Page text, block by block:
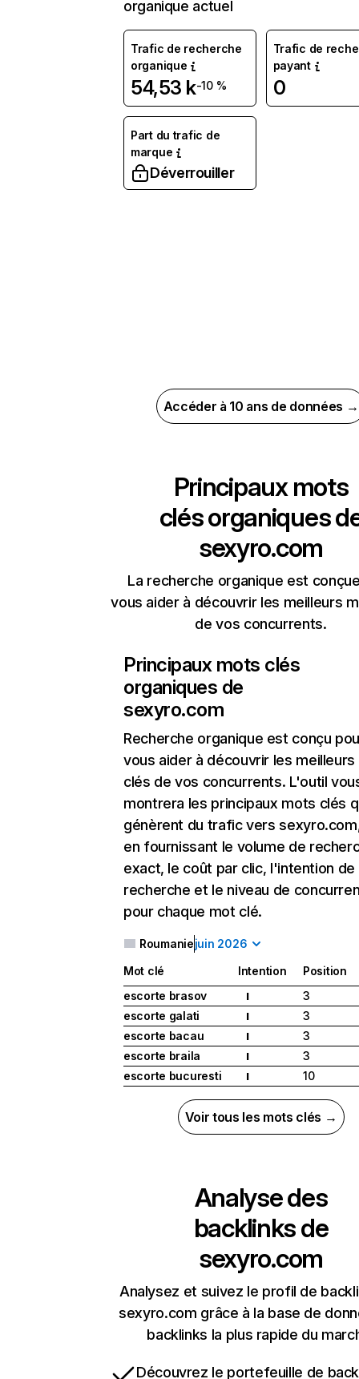
organique actuel
Trafic de recherche
organique
54,53 k-10 %
Trafic de
payant
0
Part du trafic de
marque
Déverrouiller
Accéder à 10 ans de données →
Principaux mots
clés organiques
sexyro.com
La recherche organique est
vous aider à découvrir les meilleurs
de vos concurrents.
Principaux mots clés
organiques de
sexyro.com
Recherche organique est conçu
vous aider à découvrir les
clés de vos concurrents. L'outil
montrera les principaux mots clés
génèrent du trafic vers
en fournissant le volume de
exact, le coût par clic, l'intention de
recherche et le niveau de
pour chaque mot clé.
Roumaniejuin 2026
Mot clé Intention
Position
escorte brasov
I
3
escorte galati
I
3
escorte bacau
I
3
escorte braila
I
3
escorte bucuresti
I 10
Voir tous les mots clés →
Analyse des
backlinks de
sexyro.com
Analysez et suivez le profil de
sexyro.com grâce à la base de
backlinks la plus rapide du
Découvrez le portefeuille de